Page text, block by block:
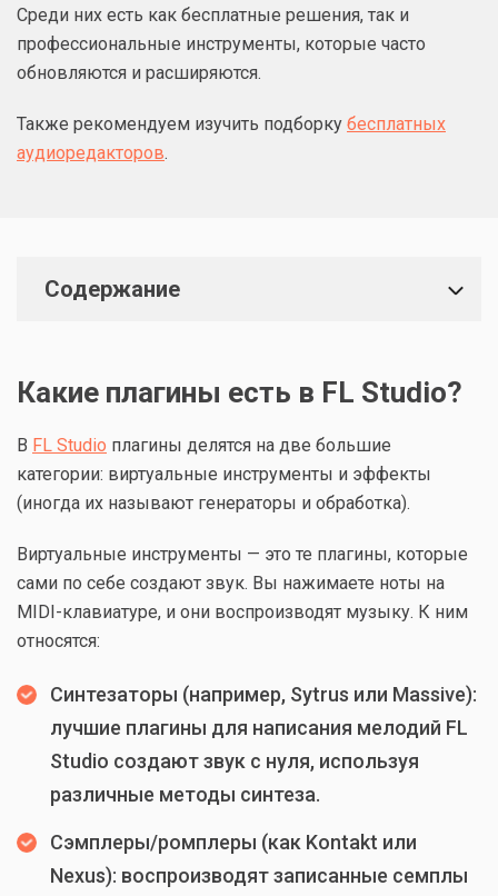
Среди них есть как бесплатные решения, так и
профессиональные инструменты, которые часто
обновляются и расширяются.
Также рекомендуем изучить подборку бесплатных
аудиоредакторов.
Содержание
Какие плагины есть в FL Studio?
В FL Studio плагины делятся на две большие
категории: виртуальные инструменты и эффекты
(иногда их называют генераторы и обработка).
Виртуальные инструменты — это те плагины, которые
сами по себе создают звук. Вы нажимаете ноты на
MIDI-клавиатуре, и они воспроизводят музыку. К ним
относятся:
Синтезаторы (например, Sytrus или Massive):
лучшие плагины для написания мелодий FL
Studio создают звук с нуля, используя
различные методы синтеза.
Сэмплеры/ромплеры (как Kontakt или
Nexus): воспроизводят записанные семплы